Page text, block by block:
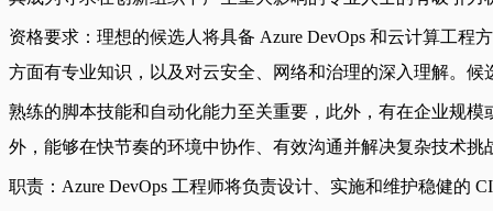
资格要求：理想的候选人将具备 Azure DevOps 和云计算工程
方面有专业知识，以及对云安全、网络和治理的深入理解。
熟练的脚本技能和自动化能力至关重要，此外，有在企业规
外，能够在快节奏的环境中协作、有效沟通并解决复杂技术挑
职责：Azure DevOps 工程师将负责设计、实施和维护稳健的